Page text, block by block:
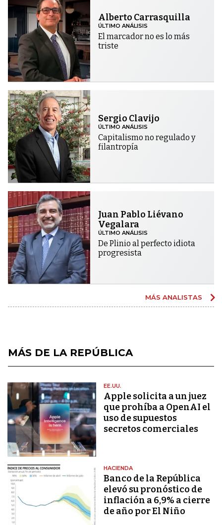
Alberto Carrasquilla
ÚLTIMO ANÁLISIS
El marcador no es lo más
triste
Sergio Clavijo
ÚLTIMO ANÁLISIS
Capitalismo no regulado y
filantropía
Juan Pablo Liévano
Vegalara
ÚLTIMO ANÁLISIS
De Plinio al perfecto idiota
progresista
MÁS ANALISTAS
MÁS DE LA REPÚBLICA
EE.UU.
Apple solicita a un juez
que prohíba a OpenAI el
uso de supuestos
secretos comerciales
HACIENDA
Banco de la República
elevó su pronóstico de
inflación a 6,9% a cierre
de año por El Niño